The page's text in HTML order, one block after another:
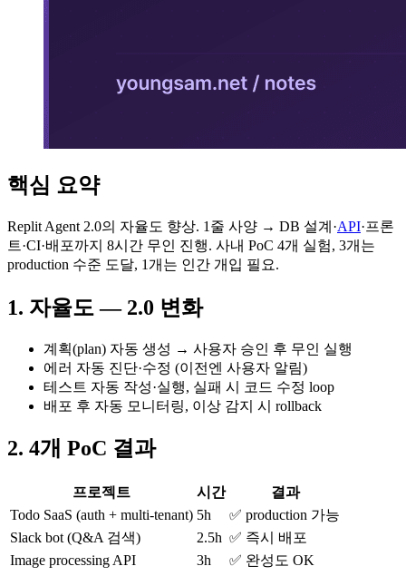
핵심 요약
Replit Agent 2.0의 자율도 향상. 1줄 사양 → DB 설계·API·프론
트·CI·배포까지 8시간 무인 진행. 사내 PoC 4개 실험, 3개는
production 수준 도달, 1개는 인간 개입 필요.
1. 자율도 — 2.0 변화
계획(plan) 자동 생성 → 사용자 승인 후 무인 실행
에러 자동 진단·수정 (이전엔 사용자 알림)
테스트 자동 작성·실행, 실패 시 코드 수정 loop
배포 후 자동 모니터링, 이상 감지 시 rollback
2. 4개 PoC 결과
프로젝트 시간
결과
Todo SaaS (auth + multi-tenant) 5h
✅ production 가능
Slack bot (Q&A 검색)
2.5h ✅ 즉시 배포
Image processing API
3h
✅ 완성도 OK